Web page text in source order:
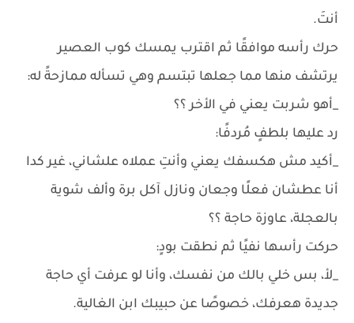
أنتَ.
حرك رأسه موافقًا ثم اقترب يمسك كوب العصير
يرتشف منها مما جعلها تبتسم وهي تسأله ممازحةً له:
_أهو شربت يعني في الأخر ؟؟
رد عليها بلطفٍ مُردفًا:
_أكيد مش هكسفك يعني وأنتِ عملاه علشاني، غير كدا
أنا عطشان فعلًا وجعان ونازل آكل برة وألف شوية
بالعجلة، عاوزة حاجة ؟؟
حركت رأسها نفيًا ثم نطقت بودٍ:
_لأ، بس خلي بالك من نفسك، وأنا لو عرفت أي حاجة
جديدة هعرفك، خصوصًا عن حبيبك ابن الغالية.